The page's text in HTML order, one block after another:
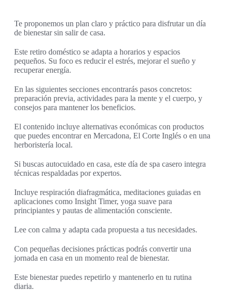
Te proponemos un plan claro y práctico para disfrutar un día
de bienestar sin salir de casa.
Este retiro doméstico se adapta a horarios y espacios
pequeños. Su foco es reducir el estrés, mejorar el sueño y
recuperar energía.
En las siguientes secciones encontrarás pasos concretos:
preparación previa, actividades para la mente y el cuerpo, y
consejos para mantener los beneficios.
El contenido incluye alternativas económicas con productos
que puedes encontrar en Mercadona, El Corte Inglés o en una
herboristería local.
Si buscas autocuidado en casa, este día de spa casero integra
técnicas respaldadas por expertos.
Incluye respiración diafragmática, meditaciones guiadas en
aplicaciones como Insight Timer, yoga suave para
principiantes y pautas de alimentación consciente.
Lee con calma y adapta cada propuesta a tus necesidades.
Con pequeñas decisiones prácticas podrás convertir una
jornada en casa en un momento real de bienestar.
Este bienestar puedes repetirlo y mantenerlo en tu rutina
diaria.